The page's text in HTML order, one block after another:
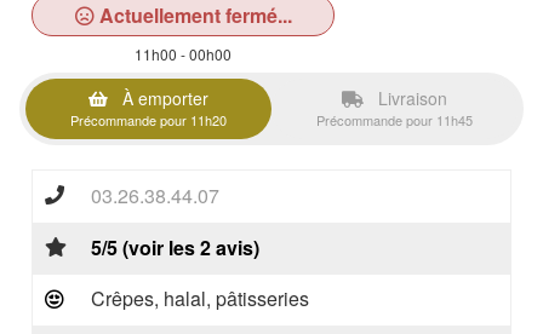
Actuellement fermé...
11h00 - 00h00
À emporter
Précommande pour 11h20
Livraison
Précommande pour 11h45
03.26.38.44.07
5/5 (voir les 2 avis)
Crêpes, halal, pâtisseries